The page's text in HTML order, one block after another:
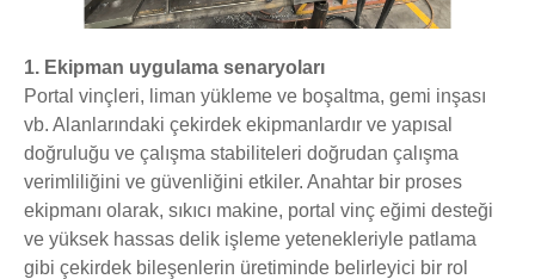
1. Ekipman uygulama senaryoları
Portal vinçleri, liman yükleme ve boşaltma, gemi inşası
vb. Alanlarındaki çekirdek ekipmanlardır ve yapısal
doğruluğu ve çalışma stabiliteleri doğrudan çalışma
verimliliğini ve güvenliğini etkiler. Anahtar bir proses
ekipmanı olarak, sıkıcı makine, portal vinç eğimi desteği
ve yüksek hassas delik işleme yetenekleriyle patlama
gibi çekirdek bileşenlerin üretiminde belirleyici bir rol